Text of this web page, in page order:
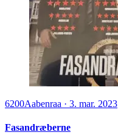
6200Aabenraa · 3. mar. 2023
Fasandræberne